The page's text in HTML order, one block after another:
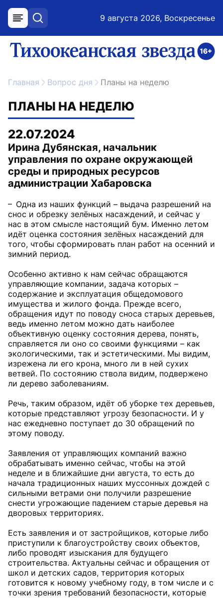
меню поиск 9 августа 2026, Воскресенье
ссылка на главную
Главная Вопрос дня Планы на неделю
ПЛАНЫ НА НЕДЕЛЮ
22.07.2024
Ирина Дубянская, начальник
управления по охране окружающей
среды и природных ресурсов
администрации Хабаровска
– Одна из наших функций – выдача разрешений на
снос и обрезку зелёных насаждений, и сейчас у
нас в этом смысле настоящий бум. Именно летом
идёт оценка состояния зелёных насаждений для
того, чтобы сформировать план работ на осенний и
зимний период.
Особенно активно к нам сейчас обращаются
управляющие компании, задача которых –
содержание и эксплуатация общедомового
имущества и жилого фонда. Прежде всего,
обращения идут по поводу сноса старых деревьев,
ведь именно летом можно дать наиболее
объективную оценку состояния дерева, понять,
справляется ли оно со своими функциями – как
экологическими, так и эстетическими. Мы видим,
изрежена ли его крона, много ли в ней сухих
ветвей. По состоянию ствола видим, подвержено
ли дерево заболеваниям.
Речь, таким образом, идёт об уборке тех деревьев,
которые представляют угрозу безопасности. И у
нас ежедневно поступает до 30 обращений по
этому поводу.
Заявления от управляющих компаний важно
обрабатывать именно сейчас, чтобы на этой
неделе и в ближайшие дни августа, то есть до
начала традиционных наших муссонных дождей с
сильными ветрами они получили разрешение
снести угрожающие падением старые деревья на
дворовых территориях.
Есть заявления и от застройщиков, которые либо
приступили к благоустройству своих объектов,
либо проводят изыскания для будущего
строительства. Актуальны сейчас и обращения от
школ и детских садов, территория которых
готовится к новому учебному году, в том числе и с
точки зрения требований безопасности, которые